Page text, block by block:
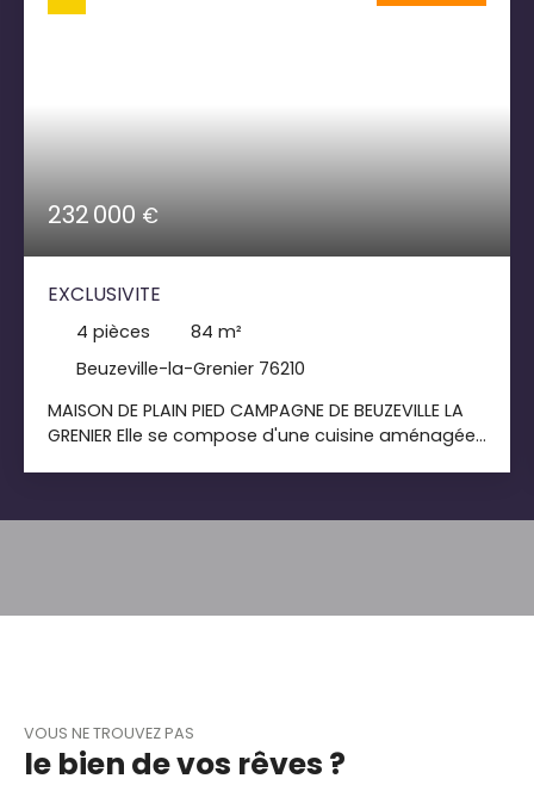
232 000 €
EXCLUSIVITE
4 pièces 84 m²
Beuzeville-la-Grenier 76210
MAISON DE PLAIN PIED CAMPAGNE DE BEUZEVILLE LA
GRENIER Elle se compose d'une cuisine aménagée
complète ce bien dont une équipée d'un store
combles aménageables que dispose ce bien. Une
maison idéale pour une famille ou pour toute
VOUS NE TROUVEZ PAS
le bien de vos rêves ?